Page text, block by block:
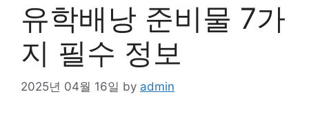
유학배낭 준비물 7가
지 필수 정보
2025년 04월 16일 by admin